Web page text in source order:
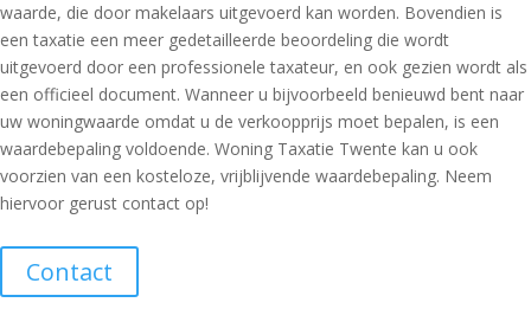
waarde, die door makelaars uitgevoerd kan worden. Bovendien is
een taxatie een meer gedetailleerde beoordeling die wordt
uitgevoerd door een professionele taxateur, en ook gezien wordt als
een officieel document. Wanneer u bijvoorbeeld benieuwd bent naar
uw woningwaarde omdat u de verkoopprijs moet bepalen, is een
waardebepaling voldoende. Woning Taxatie Twente kan u ook
voorzien van een kosteloze, vrijblijvende waardebepaling. Neem
hiervoor gerust contact op!
Contact